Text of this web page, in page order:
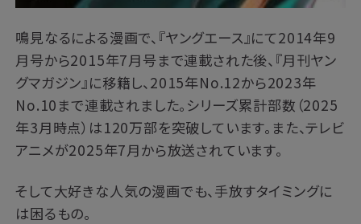
鳴見なるによる漫画で、『ヤングエース』にて2014年9
月号から2015年7月号まで連載された後、『月刊ヤン
グマガジン』に移籍し、2015年No.12から2023年
No.10まで連載されました。シリーズ累計部数（2025
年3月時点）は120万部を突破しています。また、テレビ
アニメが2025年7月から放送されています。
そして大好きな人気の漫画でも、手放すタイミングに
は困るもの。